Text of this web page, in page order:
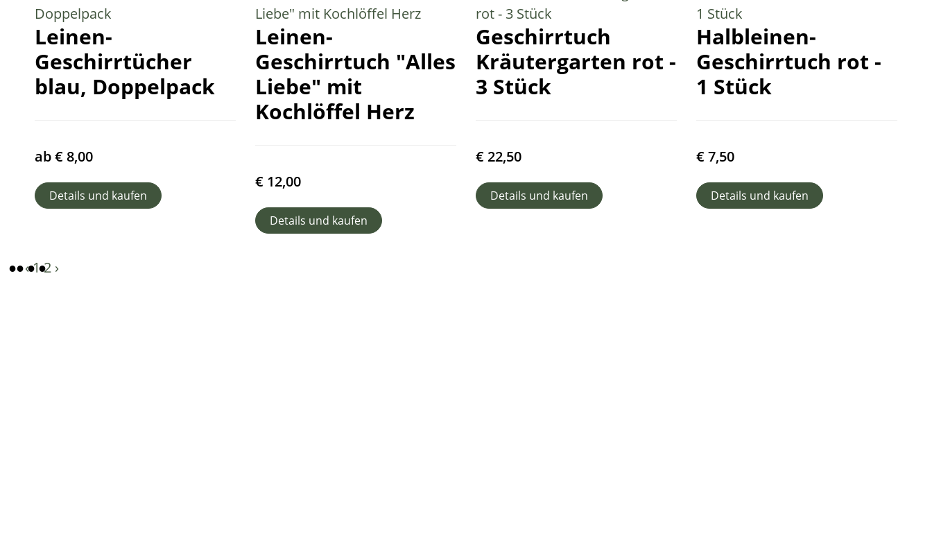
Leinen-
Geschirrtücher
blau, Doppelpack
ab€ 8,00
Details und kaufen
Leinen-
Geschirrtuch "Alles
Liebe" mit
Kochlöffel Herz
€ 12,00
Details und kaufen
Geschirrtuch
Kräutergarten rot -
3 Stück
€ 22,50
Details und kaufen
Halbleinen-
Geschirrtuch rot -
1 Stück
€ 7,50
Details und kaufen
‹12 ›